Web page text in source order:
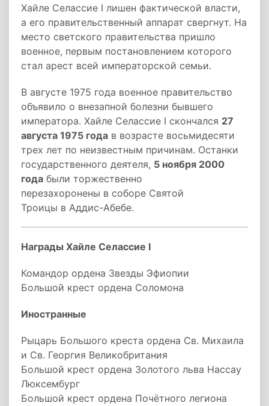
Хайле Селассие I лишен фактической власти,
а его правительственный аппарат свергнут. На
место светского правительства пришло
военное, первым постановлением которого
стал арест всей императорской семьи.
В августе 1975 года военное правительство
объявило о внезапной болезни бывшего
императора. Хайле Селассие I скончался 27
августа 1975 года в возрасте восьмидесяти
трех лет по неизвестным причинам. Останки
государственного деятеля, 5 ноября 2000
года были торжественно
перезахоронены в соборе Святой
Троицы в Аддис-Абебе.
Награды Хайле Селассие I
Командор ордена Звезды Эфиопии
Большой крест ордена Соломона
Иностранные
Рыцарь Большого креста ордена Св. Михаила
и Св. Георгия Великобритания
Большой крест ордена Золотого льва Нассау
Люксембург
Большой крест ордена Почётного легиона